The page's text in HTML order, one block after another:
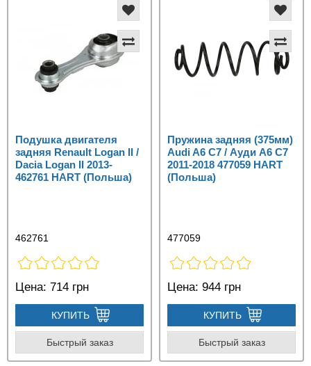
Подушка двигателя
задняя Renault Logan II /
Dacia Logan II 2013-
462761 HART (Польша)
462761
Цена: 714 грн
КУПИТЬ
Быстрый заказ
Пружина задняя (375мм)
Audi A6 C7 / Ауди А6 С7
2011-2018 477059 HART
(Польша)
477059
Цена: 944 грн
КУПИТЬ
Быстрый заказ